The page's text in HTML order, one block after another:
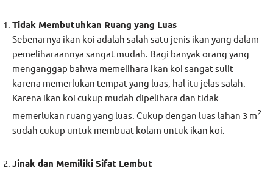
Tidak Membutuhkan Ruang yang Luas
Sebenarnya ikan koi adalah salah satu jenis ikan yang dalam
pemeliharaannya sangat mudah. Bagi banyak orang yang
menganggap bahwa memelihara ikan koi sangat sulit
karena memerlukan tempat yang luas, hal itu jelas salah.
Karena ikan koi cukup mudah dipelihara dan tidak
memerlukan ruang yang luas. Cukup dengan luas lahan 3 m2
sudah cukup untuk membuat kolam untuk ikan koi.
Jinak dan Memiliki Sifat Lembut